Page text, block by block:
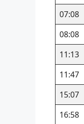
07:08
08:08
11:13
11:47
15:07
16:58